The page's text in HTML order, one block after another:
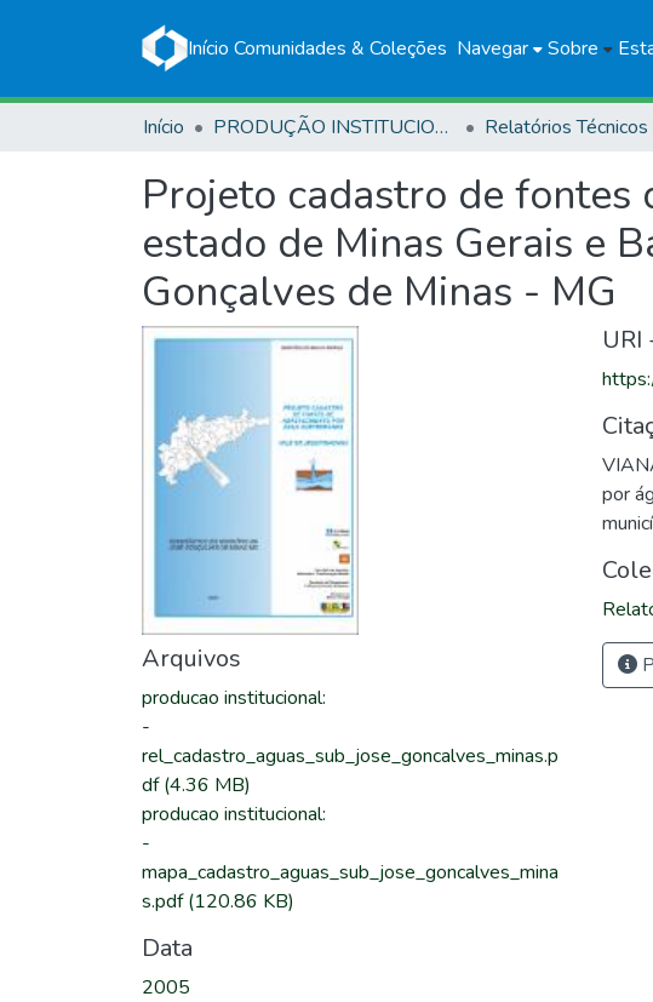
Início Comunidades & Coleções Navegar Sobre
Início PRODUÇÃO INSTITUCIONAL Relatórios Técnicos
Projeto cadastro de fontes
estado de Minas Gerais e
Gonçalves de Minas - MG
Arquivos
producao institucional:
-
rel_cadastro_aguas_sub_jose_goncalves_minas.p
df(4.36 MB)
producao institucional:
-
mapa_cadastro_aguas_sub_jose_goncalves_mina
s.pdf(120.86 KB)
Data
2005
URI
por